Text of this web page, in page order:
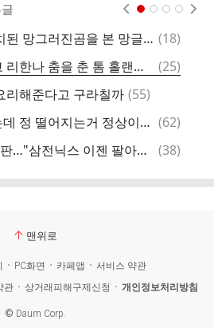
야구장에 넘어진 채 방치된 망그러진곰을 본 망글곰 작가 반응.twt 댓
(18)
리한나 코스프레를 하고 리한나 춤을 춘 톰 홀랜드.gif
댓
글
(25)
리해준다고 구라칠까 댓
(55)
남자친구 자취방에 갔는데 정 떨어지는거 정상이지?? 댓
(62)
'반도체 저승사자' 또 등판…"삼전닉스 이젠 팔아라" 경고
댓
(38)
맨위로
PC화면 카페앱
서비스 약관
관 상거래피해구제신청 개인정보처리방침
© Daum Corp.